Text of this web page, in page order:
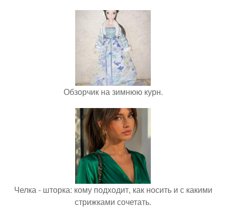
Обзорчик на зимнюю курн.
Челка - шторка: кому подходит, как носить и с какими
стрижками сочетать.